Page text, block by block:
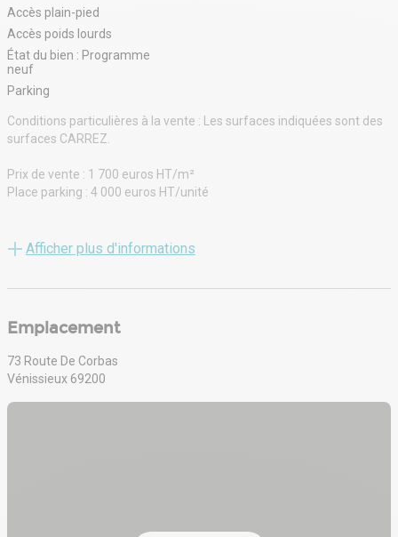
Accès plain-pied
Accès poids lourds
État du bien : Programme
neuf
Parking
Conditions particulières à la vente : Les surfaces indiquées sont des
surfaces CARREZ.
Prix de vente : 1 700 euros HT/m²
Place parking : 4 000 euros HT/unité
000 euros HT).
Loyer activité brut : 105 euros HT/m²
Loyer bureaux aménagés : 145 euros HT/m²
Loyer place de parking : 300 euros HT/unité
Afficher plus d'informations
Emplacement
73 Route De Corbas
Vénissieux 69200